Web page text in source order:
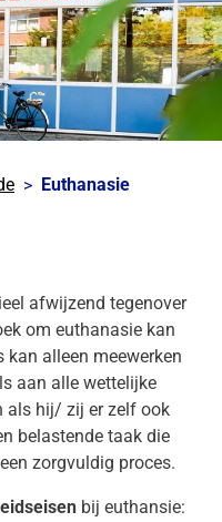
Euthanasie
afwijzend tegenover
om euthanasie kan
alleen meewerken
aan alle wettelijke
als hij/ zij er zelf ook
belastende taak die
zorgvuldig proces.
bij euthansie: